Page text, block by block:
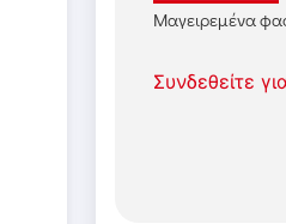
Μαγειρεμένα
Συνδεθείτε